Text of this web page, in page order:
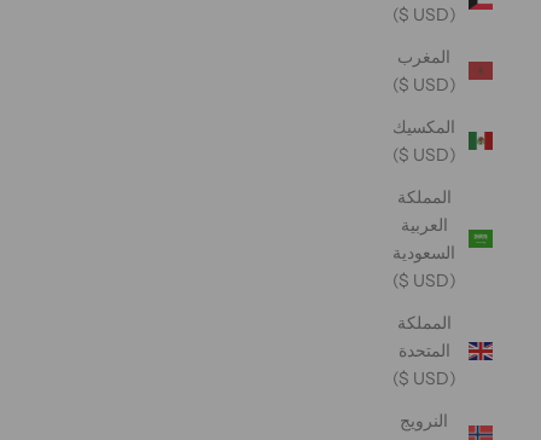
(USD $)
المغرب
(USD $)
المكسيك
(USD $)
المملكة
العربية
السعودية
(USD $)
المملكة
المتحدة
(USD $)
النرويج